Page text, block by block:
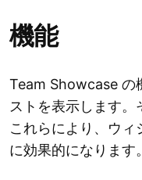
機能
Team Showcase の
ストを表示します。
これらにより、ウィ
に効果的になります。